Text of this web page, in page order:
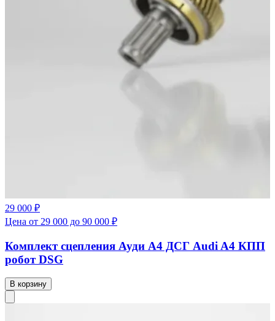
29 000 ₽
Цена от 29 000 до 90 000 ₽
Комплект сцепления Ауди А4 ДСГ Audi A4 КПП
робот DSG
В корзину